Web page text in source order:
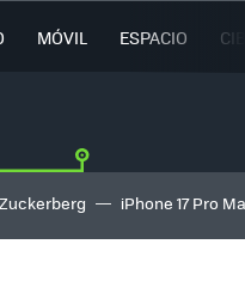
MÓVIL ESPACIO
iPhone 17 Pro